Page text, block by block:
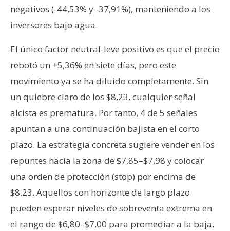
negativos (-44,53% y -37,91%), manteniendo a los
inversores bajo agua.
El único factor neutral-leve positivo es que el precio
rebotó un +5,36% en siete días, pero este
movimiento ya se ha diluido completamente. Sin
un quiebre claro de los $8,23, cualquier señal
alcista es prematura. Por tanto, 4 de 5 señales
apuntan a una continuación bajista en el corto
plazo. La estrategia concreta sugiere vender en los
repuntes hacia la zona de $7,85–$7,98 y colocar
una orden de protección (stop) por encima de
$8,23. Aquellos con horizonte de largo plazo
pueden esperar niveles de sobreventa extrema en
el rango de $6,80–$7,00 para promediar a la baja,